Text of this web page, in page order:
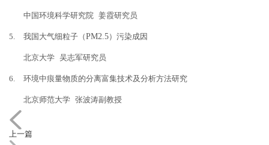
中国环境科学研究院 姜霞研究员
5. 我国大气细粒子（PM2.5）污染成因
北京大学 吴志军研究员
6. 环境中痕量物质的分离富集技术及分析方法研究
北京师范大学 张波涛副教授
上一篇